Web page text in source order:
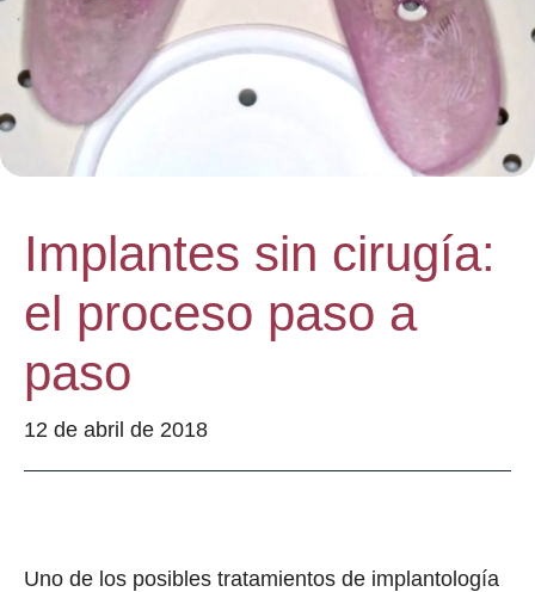
Implantes sin cirugía:
el proceso paso a
paso
12 de abril de 2018
Uno de los posibles tratamientos de implantología